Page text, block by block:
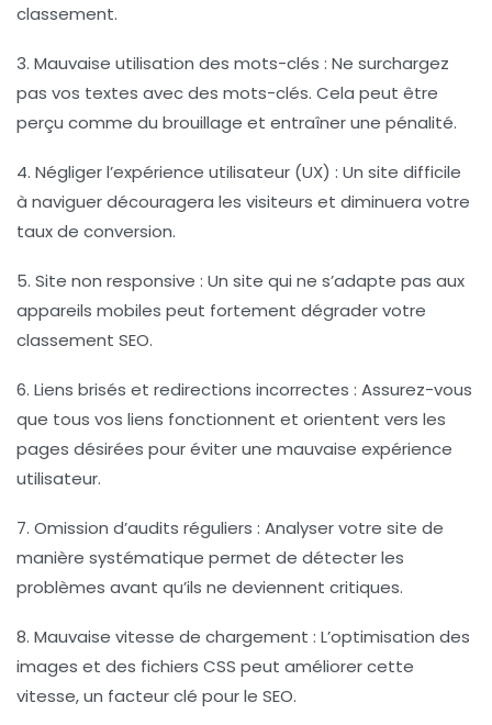
classement.
3. Mauvaise utilisation des mots-clés : Ne surchargez
pas vos textes avec des mots-clés. Cela peut être
perçu comme du brouillage et entraîner une pénalité.
4. Négliger l’expérience utilisateur (UX) : Un site difficile
à naviguer découragera les visiteurs et diminuera votre
taux de conversion.
5. Site non responsive : Un site qui ne s’adapte pas aux
appareils mobiles peut fortement dégrader votre
classement SEO.
6. Liens brisés et redirections incorrectes : Assurez-vous
que tous vos liens fonctionnent et orientent vers les
pages désirées pour éviter une mauvaise expérience
utilisateur.
7. Omission d’audits réguliers : Analyser votre site de
manière systématique permet de détecter les
problèmes avant qu’ils ne deviennent critiques.
8. Mauvaise vitesse de chargement : L’optimisation des
images et des fichiers CSS peut améliorer cette
vitesse, un facteur clé pour le SEO.